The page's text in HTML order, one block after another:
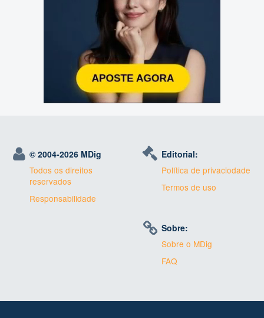
© 2004-2026 MDig
Todos os direitos
reservados
Responsabilidade
Editorial:
Política de privaciodade
Termos de uso
Sobre:
Sobre o MDig
FAQ